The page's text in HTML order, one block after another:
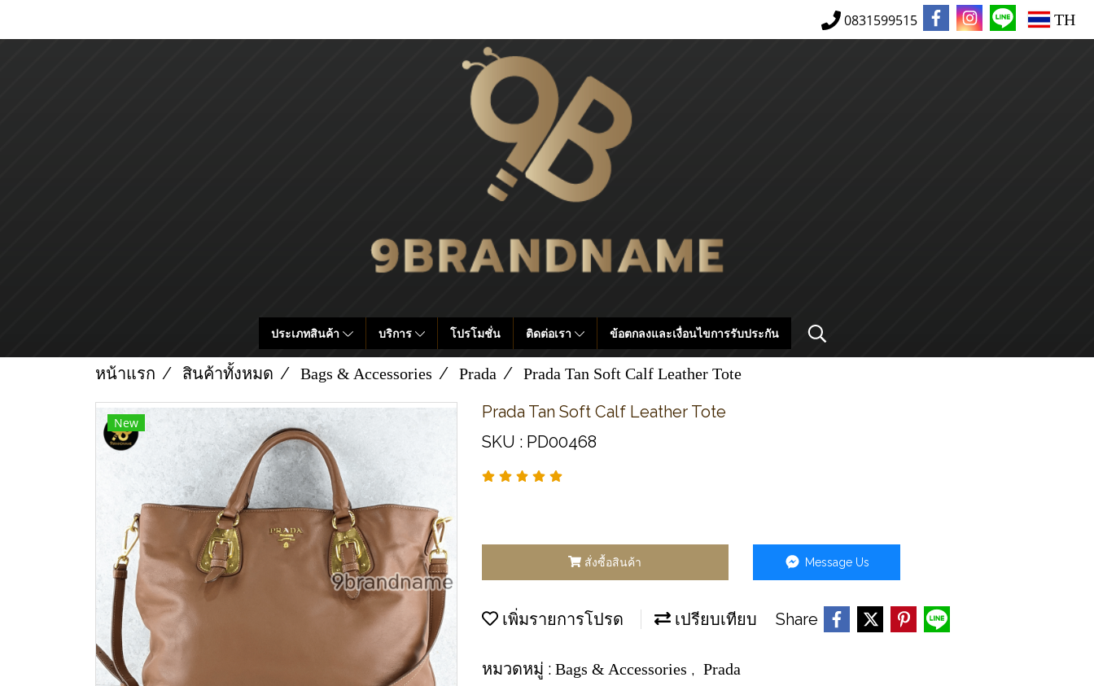
0831599515 TH
ประเภทสินค้า บริการ โปรโมชั่น ติดต่อเรา ข้อตกลงและเงื่อนไขการรับประกัน
หน้าแรก สินค้าทั้งหมด Bags & Accessories Prada Prada Tan Soft Calf Leather Tote
New
Prada Tan Soft Calf Leather Tote
SKU : PD00468
สั่งซื้อสินค้า Message Us
เพิ่มรายการโปรด เปรียบเทียบ Share
หมวดหมู่ : Bags & Accessories , Prada